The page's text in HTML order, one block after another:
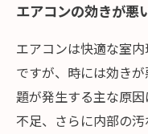
エアコンの効きが悪
エアコンは快適な室
ですが、時には効き
題が発生する主な原
不足、さらに内部の